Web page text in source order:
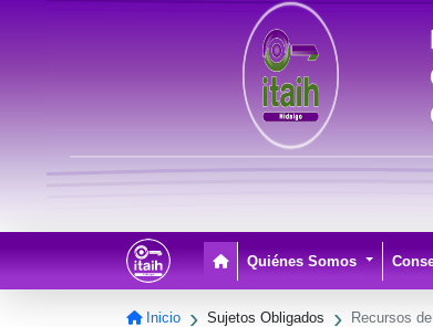
Pagina Principal
Quiénes Somos
Inicio Sujetos Obligados Recursos